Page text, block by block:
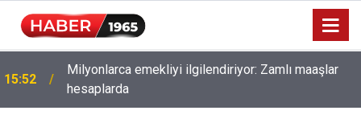
15:52
Milyonlarca emekliyi ilgilendiriyor: Zamlı maaşlar
hesaplarda